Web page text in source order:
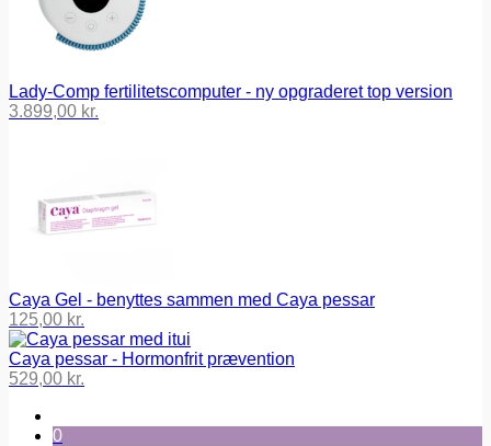
Lady-Comp fertilitetscomputer - ny opgraderet top version
3.899,00 kr.
Caya Gel - benyttes sammen med Caya pessar
125,00 kr.
Caya pessar - Hormonfrit prævention
529,00 kr.
0